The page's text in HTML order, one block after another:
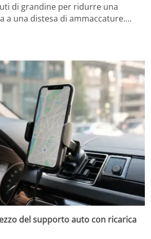
di grandine per ridurre una
a una distesa di ammaccature.…
del supporto auto con ricarica